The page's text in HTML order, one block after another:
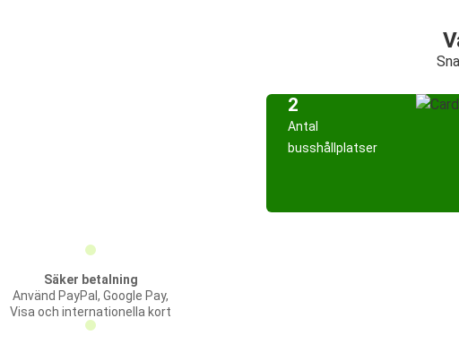
2
Antal
busshållplatser
Säker betalning
Använd PayPal, Google Pay,
Visa och internationella kort